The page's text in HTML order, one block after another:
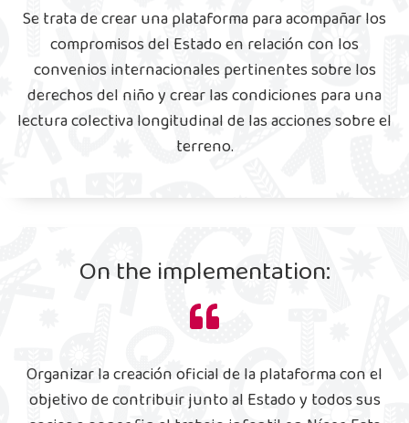
Se trata de crear una plataforma para acompañar los
compromisos del Estado en relación con los
convenios internacionales pertinentes sobre los
derechos del niño y crear las condiciones para una
lectura colectiva longitudinal de las acciones sobre el
terreno.
On the implementation:
Organizar la creación oficial de la plataforma con el
objetivo de contribuir junto al Estado y todos sus